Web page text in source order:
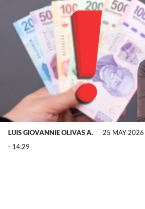
LUIS GIOVANNIE OLIVAS A.
25 MAY 2026
- 14:29